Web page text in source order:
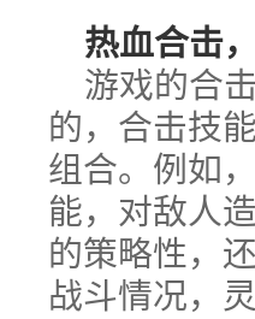
热血合击
游戏的合
的，合击技
组合。例如
能，对敌人
的策略性，
战斗情况，